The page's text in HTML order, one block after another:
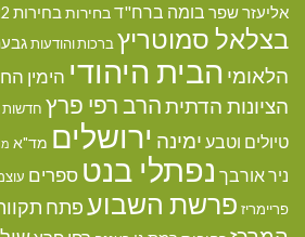
אליעזר שפר בומה ברח"דבחירות בחירות 2022
בצלאל סמוטריץ ברכות והודעות
הלאומי הבית היהודי הימין
הציונות הדתיתהרב רפי פרץ חדשות
טיולים וטבע ימינה ירושלים מד"א
ניר אורבך נפתלי בנט ספרים
פריימריז פרשת השבועפתח